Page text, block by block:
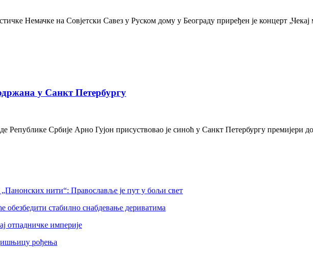
Немачке на Совјетски Савез у Руском дому у Београду приређен је концерт
у Санкт Петербургу
Републике Србије Арно Гујон присуствовао је синоћ у Санкт Петербургу премијери
нити“: Православље је пут у бољи свет
стабилно снабдевање дериватима
отпадничке империје
рођења